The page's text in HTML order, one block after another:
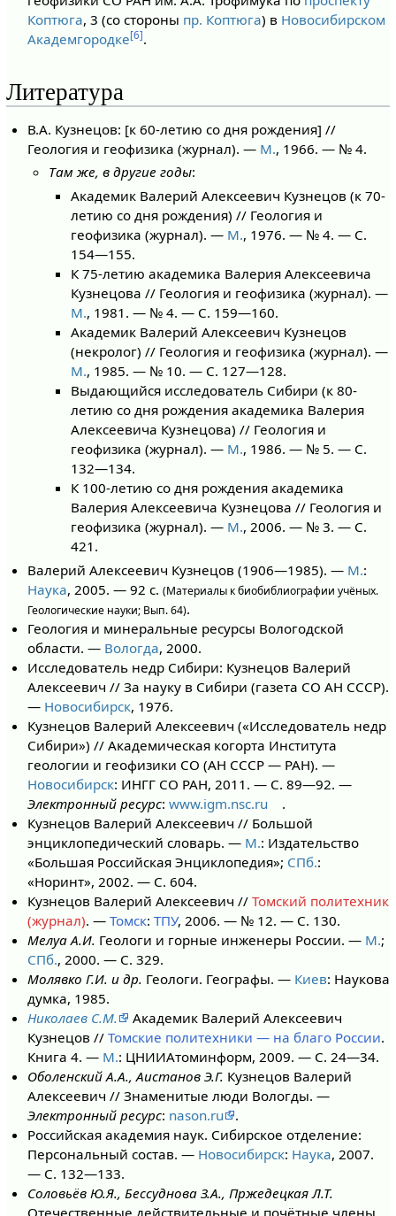
Коптюга, 3 (со стороны пр. Коптюга) в Новосибирском
Академгородке[6].
Литература
В.А. Кузнецов: [к 60-летию со дня рождения] //
Геология и геофизика (журнал). — М., 1966. — № 4.
Там же, в другие годы:
Академик Валерий Алексеевич Кузнецов (к 70-
летию со дня рождения) // Геология и
геофизика (журнал). — М., 1976. — № 4. — С.
154—155.
К 75-летию академика Валерия Алексеевича
Кузнецова // Геология и геофизика (журнал). —
М., 1981. — № 4. — С. 159—160.
Академик Валерий Алексеевич Кузнецов
(некролог) // Геология и геофизика (журнал). —
М., 1985. — № 10. — С. 127—128.
Выдающийся исследователь Сибири (к 80-
летию со дня рождения академика Валерия
Алексеевича Кузнецова) // Геология и
геофизика (журнал). — М., 1986. — № 5. — С.
132—134.
К 100-летию со дня рождения академика
Валерия Алексеевича Кузнецова // Геология и
геофизика (журнал). — М., 2006. — № 3. — С.
421.
Валерий Алексеевич Кузнецов (1906—1985). — М.:
Наука, 2005. — 92 с.(Материалы к биобиблиографии учёных.
Геологические науки; Вып. 64).
Геология и минеральные ресурсы Вологодской
области. — Вологда, 2000.
Исследователь недр Сибири: Кузнецов Валерий
Алексеевич // За науку в Сибири (газета СО АН СССР).
— Новосибирск, 1976.
Кузнецов Валерий Алексеевич («Исследователь недр
Сибири») // Академическая когорта Института
геологии и геофизики СО (АН СССР — РАН). —
Новосибирск: ИНГГ СО РАН, 2011. — С. 89—92. —
Электронный ресурс:www.igm.nsc.ru
.
Кузнецов Валерий Алексеевич // Большой
энциклопедический словарь. — М.: Издательство
«Большая Российская Энциклопедия»; СПб.:
«Норинт», 2002. — С. 604.
Кузнецов Валерий Алексеевич //Томский политехник
(журнал). —Томск:ТПУ, 2006. — № 12. — С. 130.
Мелуа А.И. Геологи и горные инженеры России. — М.;
СПб., 2000. — С. 329.
Молявко Г.И. и др. Геологи. Географы. — Киев: Наукова
думка, 1985.
Николаев С.М.
Академик Валерий Алексеевич
Кузнецов //Томские политехники — на благо России.
Книга 4. — М.: ЦНИИАтоминформ, 2009. — С. 24—34.
Оболенский А.А., Аистанов Э.Г. Кузнецов Валерий
Алексеевич // Знаменитые люди Вологды. —
Электронный ресурс: nason.ru
.
Российская академия наук. Сибирское отделение:
Персональный состав. — Новосибирск: Наука, 2007.
— С. 132—133.
Соловьёв Ю.Я., Бессуднова З.А., Пржедецкая Л.Т.
Отечественные действительные и почётные члены